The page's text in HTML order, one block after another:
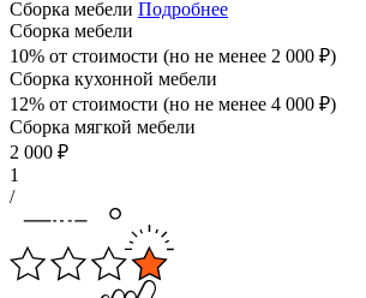
Сборка мебели Подробнее
Сборка мебели
10% от стоимости (но не менее 2 000 ₽)
Сборка кухонной мебели
12% от стоимости (но не менее 4 000 ₽)
Сборка мягкой мебели
2 000 ₽
1
/